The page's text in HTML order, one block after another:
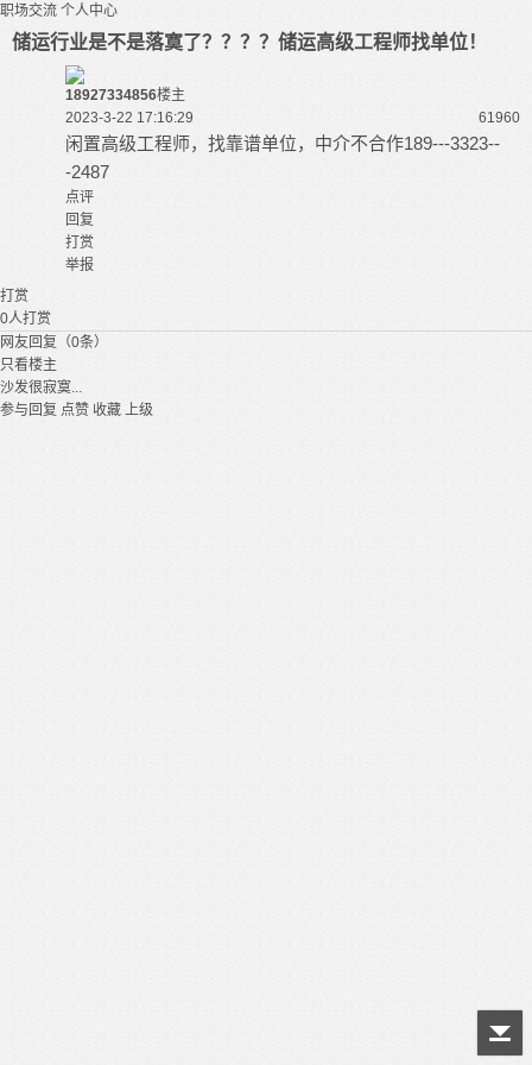
职场交流 个人中心
储运行业是不是落寞了？？？？储运高级工程师找单位！
18927334856楼主
2023-3-22 17:16:29
61960
闲置高级工程师，找靠谱单位，中介不合作189---3323--
-2487
点评
回复
打赏
举报
打赏
0人打赏
网友回复（0条）
只看楼主
沙发很寂寞...
参与回复 点赞 收藏 上级